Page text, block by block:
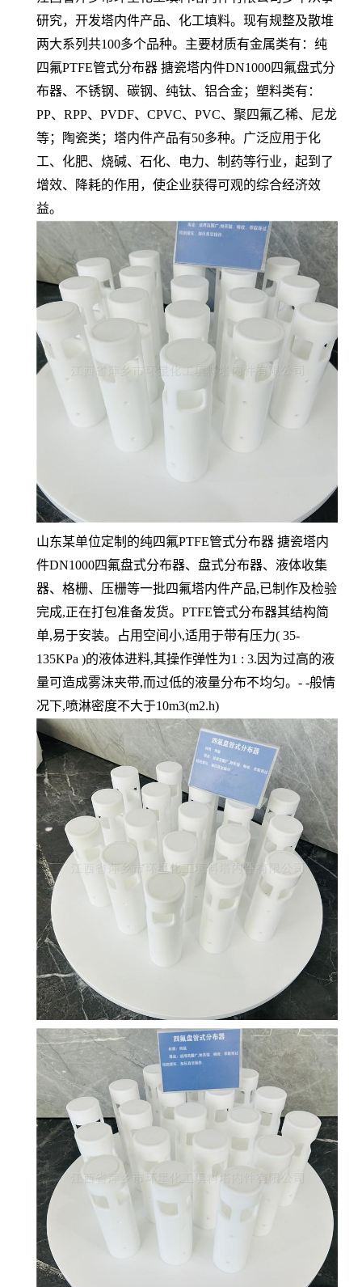
研究，开发塔内件产品、化工填料。现有规整及散堆
两大系列共100多个品种。主要材质有金属类有：纯
四氟PTFE管式分布器 搪瓷塔内件DN1000四氟盘式分
布器、不锈钢、碳钢、纯钛、铝合金；塑料类有：
PP、RPP、PVDF、CPVC、PVC、聚四氟乙稀、尼龙
等；陶瓷类；塔内件产品有50多种。广泛应用于化
工、化肥、烧碱、石化、电力、制药等行业，起到了
增效、降耗的作用，使企业获得可观的综合经济效
益。
山东某单位定制的纯四氟PTFE管式分布器 搪瓷塔内
件DN1000四氟盘式分布器、盘式分布器、液体收集
器、格栅、压栅等一批四氟塔内件产品,已制作及检验
完成,正在打包准备发货。PTFE管式分布器其结构简
单,易于安装。占用空间小,适用于带有压力( 35-
135KPa )的液体进料,其操作弹性为1 : 3.因为过高的液
量可造成雾沫夹带,而过低的液量分布不均匀。- -般情
况下,喷淋密度不大于10m3(m2.h)